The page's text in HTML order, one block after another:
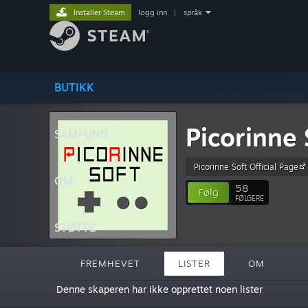
BUTIKK
SAMFUNN
OM
STØTTE
Installer Steam logg inn språk
Picorinne
Picorinne Soft Official Page
Følg 58
FØLGERE
FREMHEVET LISTER OM
Denne skaperen har ikke opprettet noen lister